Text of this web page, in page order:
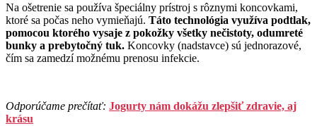
Na ošetrenie sa používa špeciálny prístroj s rôznymi koncovkami,
ktoré sa počas neho vymieňajú. Táto technológia využíva podtlak,
pomocou ktorého vysaje z pokožky všetky nečistoty, odumreté
bunky a prebytočný tuk. Koncovky (nadstavce) sú jednorazové,
čím sa zamedzí možnému prenosu infekcie.
Odporúčame prečítať: Jogurty nám dokážu zlepšiť zdravie, aj
krásu